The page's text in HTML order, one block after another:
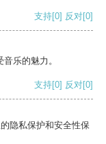
支持[0] 反对[0]
乐的魅力。
支持[0] 反对[0]
隐私保护和安全性保